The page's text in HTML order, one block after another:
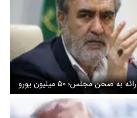
تدوین یک طرح برای ارائه به صحن مجلس؛ ۵۰ میلیون یورو
و نتانیاهو+ جزئیات